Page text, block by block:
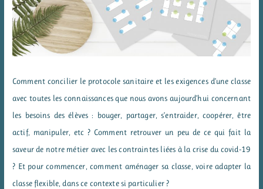
Comment concilier le protocole sanitaire et les exigences d’une classe
avec toutes les connaissances que nous avons aujourd’hui concernant
les besoins des élèves : bouger, partager, s’entraider, coopérer, être
actif, manipuler, etc ? Comment retrouver un peu de ce qui fait la
saveur de notre métier avec les contraintes liées à la crise du covid-19
? Et pour commencer, comment aménager sa classe, voire adapter la
classe flexible, dans ce contexte si particulier ?